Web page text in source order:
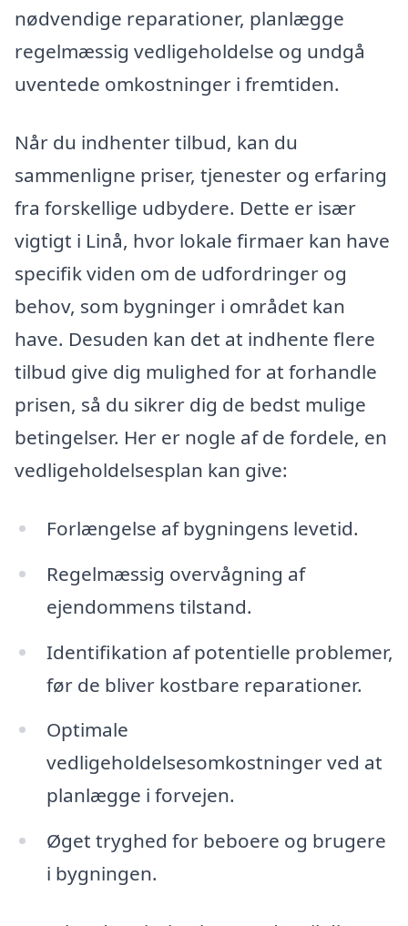
nødvendige reparationer, planlægge
regelmæssig vedligeholdelse og undgå
uventede omkostninger i fremtiden.
Når du indhenter tilbud, kan du
sammenligne priser, tjenester og erfaring
fra forskellige udbydere. Dette er især
vigtigt i Linå, hvor lokale firmaer kan have
specifik viden om de udfordringer og
behov, som bygninger i området kan
have. Desuden kan det at indhente flere
tilbud give dig mulighed for at forhandle
prisen, så du sikrer dig de bedst mulige
betingelser. Her er nogle af de fordele, en
vedligeholdelsesplan kan give:
Forlængelse af bygningens levetid.
Regelmæssig overvågning af
ejendommens tilstand.
Identifikation af potentielle problemer,
før de bliver kostbare reparationer.
Optimale
vedligeholdelsesomkostninger ved at
planlægge i forvejen.
Øget tryghed for beboere og brugere
i bygningen.